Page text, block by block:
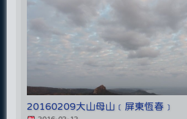
20160209大山母山﹝屏東恆春﹞